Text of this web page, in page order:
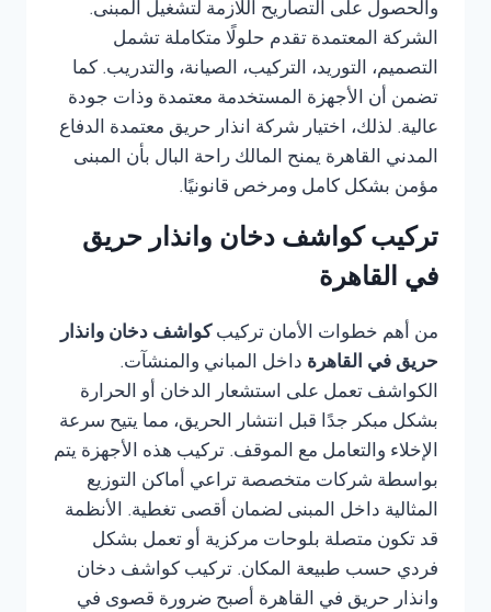
والحصول على التصاريح اللازمة لتشغيل المبنى.
الشركة المعتمدة تقدم حلولًا متكاملة تشمل
التصميم، التوريد، التركيب، الصيانة، والتدريب. كما
تضمن أن الأجهزة المستخدمة معتمدة وذات جودة
عالية. لذلك، اختيار شركة انذار حريق معتمدة الدفاع
المدني القاهرة يمنح المالك راحة البال بأن المبنى
مؤمن بشكل كامل ومرخص قانونيًا.
تركيب كواشف دخان وانذار حريق
في القاهرة
من أهم خطوات الأمان تركيب كواشف دخان وانذار
حريق في القاهرة داخل المباني والمنشآت.
الكواشف تعمل على استشعار الدخان أو الحرارة
بشكل مبكر جدًا قبل انتشار الحريق، مما يتيح سرعة
الإخلاء والتعامل مع الموقف. تركيب هذه الأجهزة يتم
بواسطة شركات متخصصة تراعي أماكن التوزيع
المثالية داخل المبنى لضمان أقصى تغطية. الأنظمة
قد تكون متصلة بلوحات مركزية أو تعمل بشكل
فردي حسب طبيعة المكان. تركيب كواشف دخان
وانذار حريق في القاهرة أصبح ضرورة قصوى في